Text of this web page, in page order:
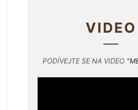
VIDEO
PODÍVEJTE SE NA VIDEO